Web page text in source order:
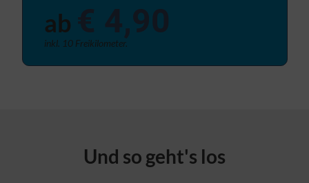
ab € 4,90
inkl. 10 Freikilometer.
Und so geht's los